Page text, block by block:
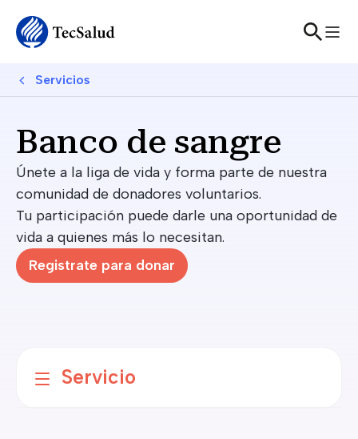
Breadcrumb
Servicios
Banco de sangre
Únete a la liga de vida y forma parte de nuestra
comunidad de donadores voluntarios.
Tu participación puede darle una oportunidad de
vida a quienes más lo necesitan.
Registrate para donar
Servicio